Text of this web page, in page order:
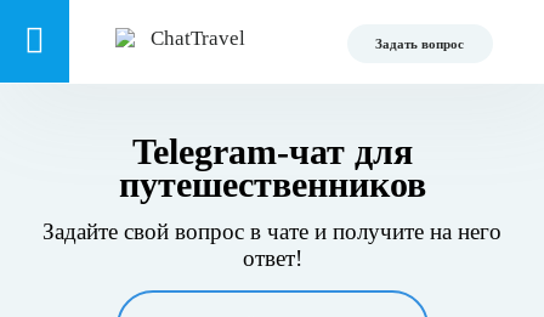
Задать вопрос
Telegram-чат для
путешественников
Задайте свой вопрос в чате и получите на него
ответ!